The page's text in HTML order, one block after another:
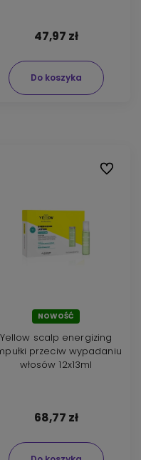
47,97 zł
Do koszyka
NOWOŚĆ
Yellow scalp energizing
przeciw wypadaniu
włosów 12x13ml
68,77 zł
Do